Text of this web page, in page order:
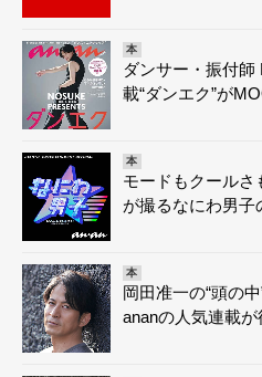
本
ダンサー・振付
載“ダンエク”が
本
モードもクールさ
が撮るなにわ男子
本
岡田准一の“頭の
ananの人気連載